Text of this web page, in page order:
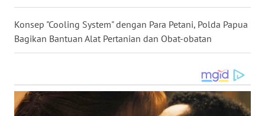
Konsep "Cooling System" dengan Para Petani, Polda Papua
Bagikan Bantuan Alat Pertanian dan Obat-obatan
WN
LANGKAT
SELATAN